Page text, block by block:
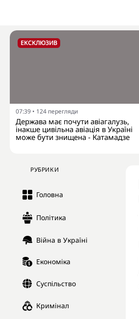
ЕКСКЛЮЗИВ
07:39 • 124 перегляди
Держава має почути авіагалузь,
інакше цивільна авіація в Україні
може бути знищена - Катамадзе
РУБРИКИ
Головна
Політика
Війна в Україні
Економіка
Суспільство
Кримінал